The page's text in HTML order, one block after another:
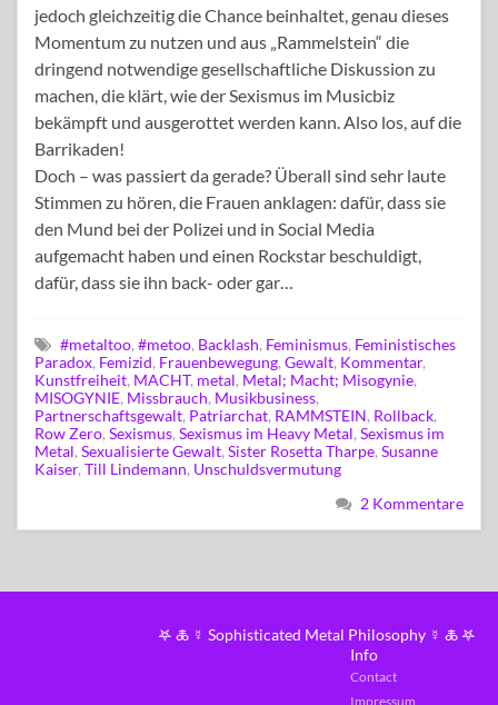
jedoch gleichzeitig die Chance beinhaltet, genau dieses
Momentum zu nutzen und aus „Rammelstein“ die
dringend notwendige gesellschaftliche Diskussion zu
machen, die klärt, wie der Sexismus im Musicbiz
bekämpft und ausgerottet werden kann. Also los, auf die
Barrikaden!
Doch – was passiert da gerade? Überall sind sehr laute
Stimmen zu hören, die Frauen anklagen: dafür, dass sie
den Mund bei der Polizei und in Social Media
aufgemacht haben und einen Rockstar beschuldigt,
dafür, dass sie ihn back- oder gar…
#metaltoo, #metoo, Backlash, Feminismus, Feministisches
Paradox, Femizid, Frauenbewegung, Gewalt, Kommentar,
Kunstfreiheit, MACHT, metal, Metal; Macht; Misogynie,
MISOGYNIE, Missbrauch, Musikbusiness,
Partnerschaftsgewalt, Patriarchat, RAMMSTEIN, Rollback,
Row Zero, Sexismus, Sexismus im Heavy Metal, Sexismus im
Metal, Sexualisierte Gewalt, Sister Rosetta Tharpe, Susanne
Kaiser, Till Lindemann, Unschuldsvermutung
2 Kommentare
𖤐 🜏 ☿ Sophisticated Metal Philosophy ☿ 🜏 𖤐
Info
Contact
Impressum